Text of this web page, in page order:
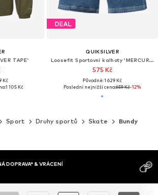
TAPE'
Kč
1 105 Kč
DEAL
QUIKSILVER
Loosefit Sportovní kalhoty 'MERCURY'
575 Kč
Původně: 1 629 Kč
Poslední nejnižší cena:659 Kč-12%
Sport Druhy sportů Skate Bundy
DOPRAVA* & VRÁCENÍ